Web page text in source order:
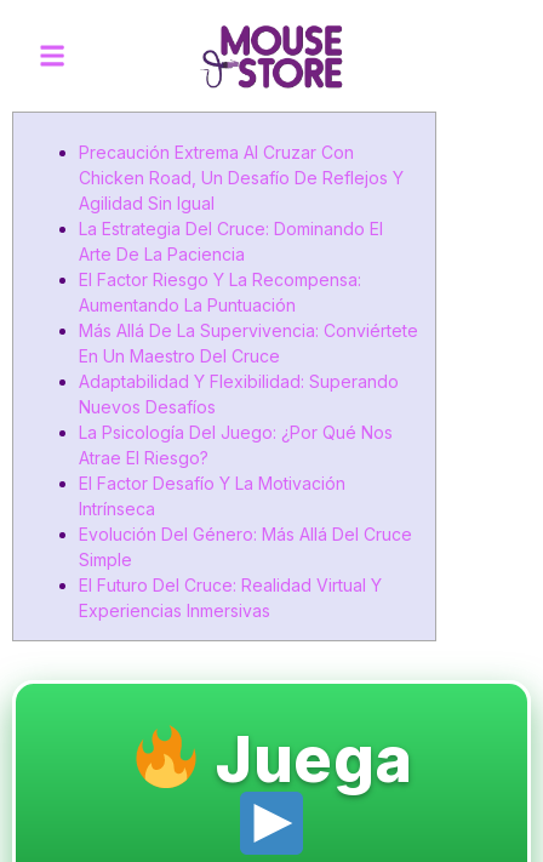
Precaución Extrema Al Cruzar Con
Chicken Road, Un Desafío De Reflejos Y
Agilidad Sin Igual
La Estrategia Del Cruce: Dominando El
Arte De La Paciencia
El Factor Riesgo Y La Recompensa:
Aumentando La Puntuación
Más Allá De La Supervivencia: Conviértete
En Un Maestro Del Cruce
Adaptabilidad Y Flexibilidad: Superando
Nuevos Desafíos
La Psicología Del Juego: ¿Por Qué Nos
Atrae El Riesgo?
El Factor Desafío Y La Motivación
Intrínseca
Evolución Del Género: Más Allá Del Cruce
Simple
El Futuro Del Cruce: Realidad Virtual Y
Experiencias Inmersivas
Juega